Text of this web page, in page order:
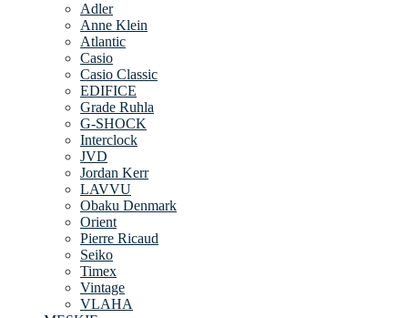
Adler
Anne Klein
Atlantic
Casio
Casio Classic
EDIFICE
Grade Ruhla
G-SHOCK
Interclock
JVD
Jordan Kerr
LAVVU
Obaku Denmark
Orient
Pierre Ricaud
Seiko
Timex
Vintage
VLAHA